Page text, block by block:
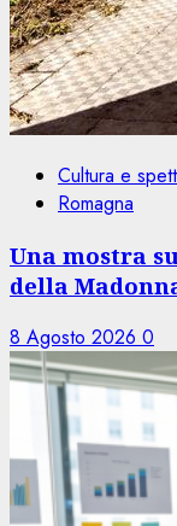
Cultura e
Romagna
Una mostra
della
8 Agosto 2026 0